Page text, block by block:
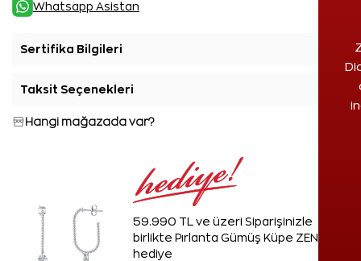
Whatsapp Asistan
Sertifika Bilgileri
Taksit Seçenekleri
Hangi mağazada var?
59.990 TL ve üzeri Siparişinizle
birlikte Pırlanta Gümüş Küpe ZEN'den
hediye